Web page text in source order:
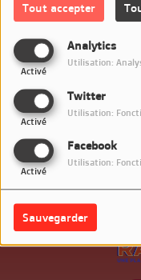
Tout accepter
Analytics
Activé
Utilisation:
Twitter
Activé
Utilisation:
Facebook
Activé
Utilisation:
Sauvegarder